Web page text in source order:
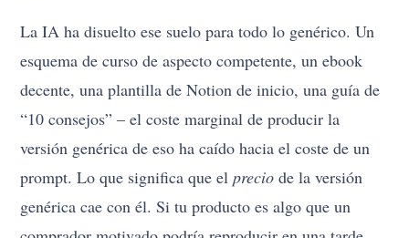
La IA ha disuelto ese suelo para todo lo genérico. Un
esquema de curso de aspecto competente, un ebook
decente, una plantilla de Notion de inicio, una guía de
“10 consejos” – el coste marginal de producir la
versión genérica de eso ha caído hacia el coste de un
prompt. Lo que significa que elprecio de la versión
genérica cae con él. Si tu producto es algo que un